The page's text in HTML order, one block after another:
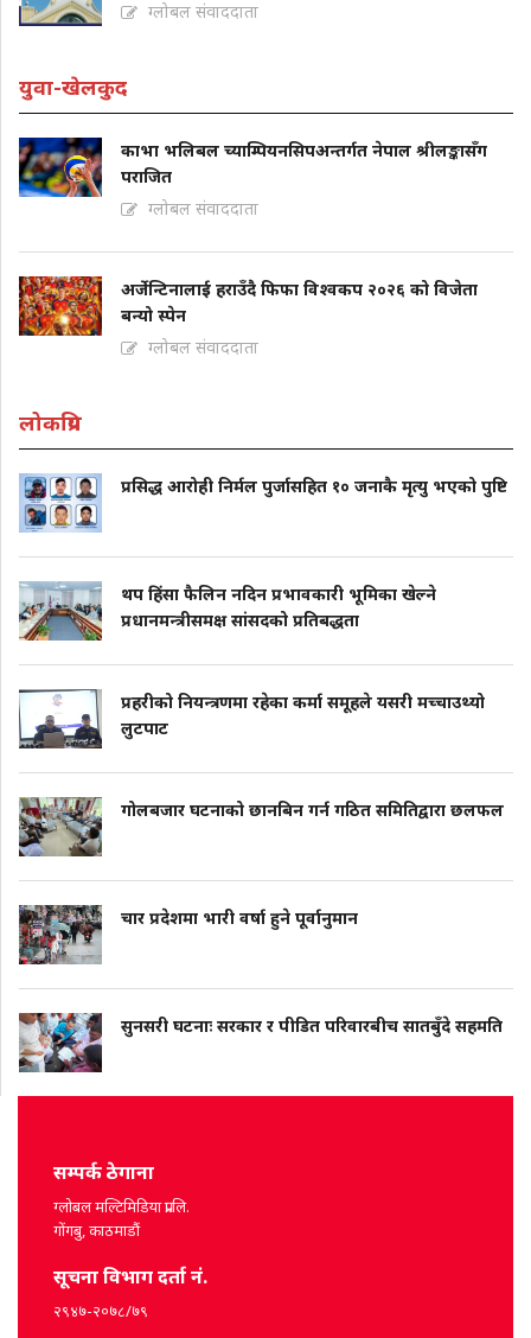
ग्लोबल संवाददाता
युवा-खेलकुद
काभा भलिबल च्याम्पियनसिपअन्तर्गत नेपाल श्रीलङ्कासँग
पराजित
ग्लोबल संवाददाता
अर्जेन्टिनालाई हराउँदै फिफा विश्वकप २०२६ को विजेता
बन्यो स्पेन
ग्लोबल संवाददाता
लोकप्रिय
प्रसिद्ध आरोही निर्मल पुर्जासहित १० जनाकै मृत्यु भएको पुष्टि
थप हिंसा फैलिन नदिन प्रभावकारी भूमिका खेल्ने
प्रधानमन्त्रीसमक्ष सांसदको प्रतिबद्धता
प्रहरीको नियन्त्रणमा रहेका कर्मा समूहले यसरी मच्चाउथ्यो
लुटपाट
गोलबजार घटनाको छानबिन गर्न गठित समितिद्वारा छलफल
चार प्रदेशमा भारी वर्षा हुने पूर्वानुमान
सुनसरी घटनाः सरकार र पीडित परिवारबीच सातबुँदे सहमति
सम्पर्क ठेगाना
ग्लोबल मल्टिमिडिया प्रा.लि.
गोंगबु, काठमाडौं
सूचना विभाग दर्ता नं.
२९४७-२०७८/७९